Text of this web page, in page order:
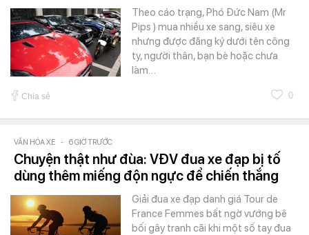
Theo cáo trạng, Phó Đức Nam (Mr
Pips ) mua nhiều xe sang, siêu xe
nhưng được đăng ký dưới tên công
ty, người thân, bạn bè hoặc chưa
làm…
Chia sẻ 0
VĂN HÓA XE - 6 GIỜ TRƯỚC
Chuyện thật như đùa: VĐV đua xe đạp bị tố
dùng thêm miếng độn ngực để chiến thắng
Giải đua xe đạp danh giá Tour de
France Femmes bất ngờ vướng bê
bối gây tranh cãi khi một số tay đua